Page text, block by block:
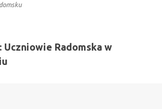
Radomska w